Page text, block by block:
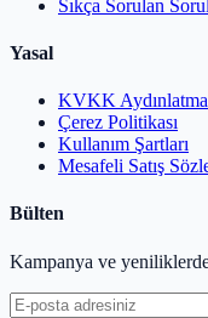
Sıkça Sorulan
Yasal
KVKK
Çerez Politikası
Kullanım Şartları
Mesafeli Satış
Bülten
Kampanya ve